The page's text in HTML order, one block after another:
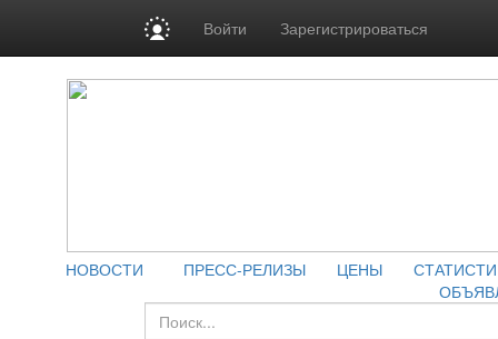
Войти Зарегистрироваться
НОВОСТИ ПРЕСС-РЕЛИЗЫ ЦЕНЫ